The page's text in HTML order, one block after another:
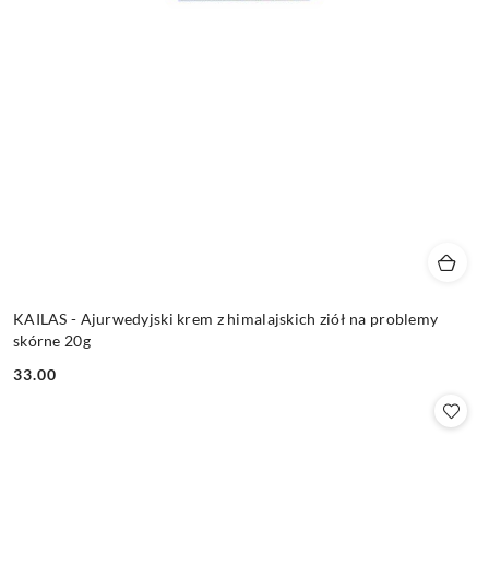
KAILAS - Ajurwedyjski krem z himalajskich ziół na problemy
skórne 20g
Cena:
33.00